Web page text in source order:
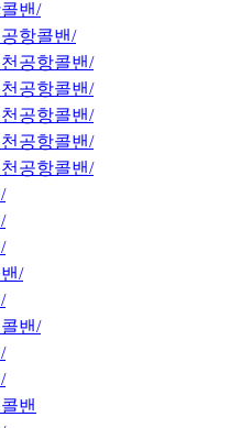
밴/
항콜밴/
공항콜밴/
공항콜밴/
공항콜밴/
공항콜밴/
공항콜밴/
/
밴/
밴